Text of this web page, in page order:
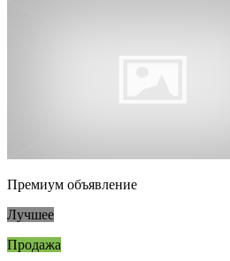
Премиум объявление
Лучшее
Продажа